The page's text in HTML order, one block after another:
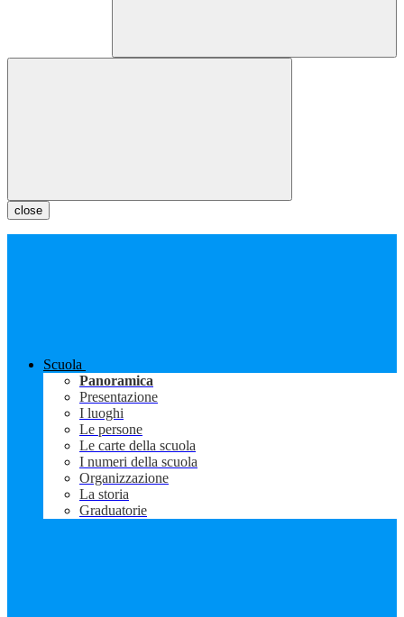
close
Scuola
Panoramica
Presentazione
I luoghi
Le persone
Le carte della scuola
I numeri della scuola
Organizzazione
La storia
Graduatorie